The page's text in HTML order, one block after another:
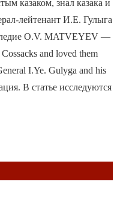
знал казака и
лейтенант И.Е. Гулыга
O.V. MATVEYEV —
and loved them
I.Ye. Gulyga and his
В статье исследуются